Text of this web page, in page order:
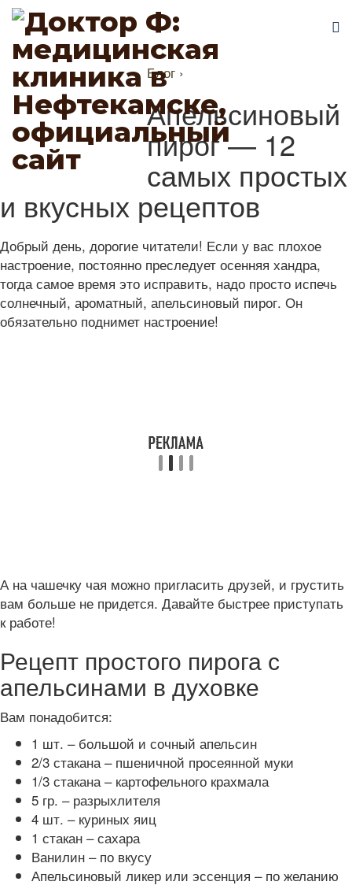
Блог ›
Апельсиновый
пирог — 12
самых простых
и вкусных рецептов
Добрый день, дорогие читатели! Если у вас плохое
настроение, постоянно преследует осенняя хандра,
тогда самое время это исправить, надо просто испечь
солнечный, ароматный, апельсиновый пирог. Он
обязательно поднимет настроение!
А на чашечку чая можно пригласить друзей, и грустить
вам больше не придется. Давайте быстрее приступать
к работе!
Рецепт простого пирога с
апельсинами в духовке
Вам понадобится:
1 шт. – большой и сочный апельсин
2/3 стакана – пшеничной просеянной муки
1/3 стакана – картофельного крахмала
5 гр. – разрыхлителя
4 шт. – куриных яиц
1 стакан – сахара
Ванилин – по вкусу
Апельсиновый ликер или эссенция – по желанию